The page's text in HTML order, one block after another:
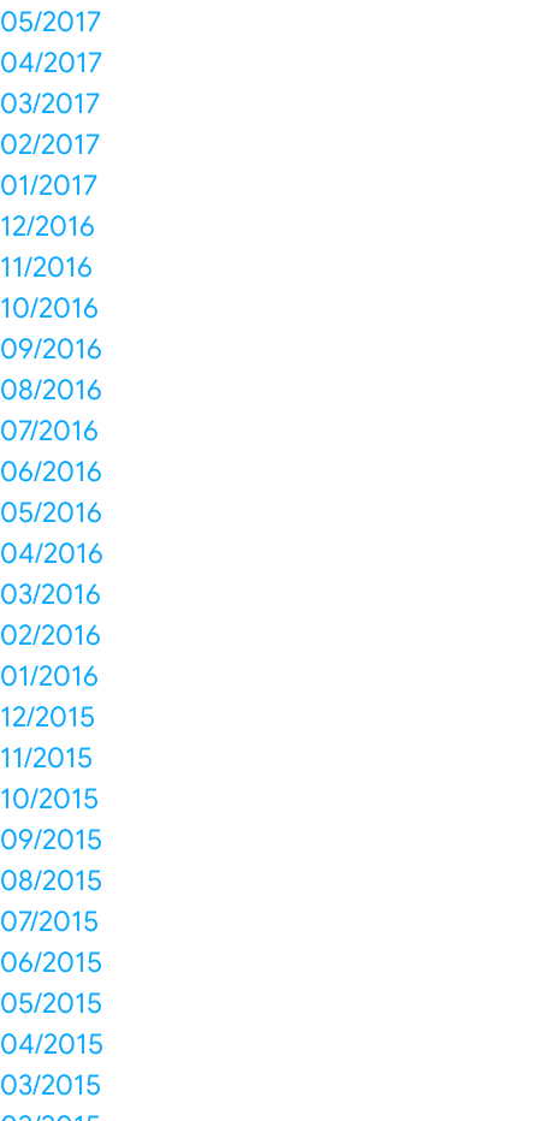
05/2017
04/2017
03/2017
02/2017
01/2017
12/2016
11/2016
10/2016
09/2016
08/2016
07/2016
06/2016
05/2016
04/2016
03/2016
02/2016
01/2016
12/2015
11/2015
10/2015
09/2015
08/2015
07/2015
06/2015
05/2015
04/2015
03/2015